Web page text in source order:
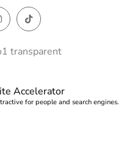
Accelerator
for people and search engines.